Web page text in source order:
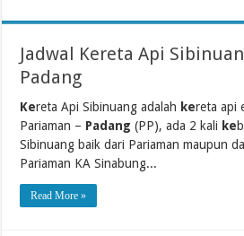
Jadwal Kereta Api
Padang
Kereta Api Sibinuang adalah kereta api
Pariaman – Padang (PP), ada 2 kali ke
Sibinuang baik dari Pariaman maupun
Pariaman KA Sinabung...
Read More »